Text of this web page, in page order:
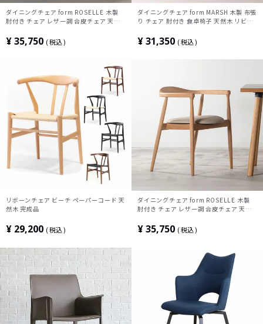
ダイニングチェア form ROSELLE 木製
肘付き チェア レザー調 合皮チェア 天然
モダン ベージュ グレー ブラック 完成品
¥35,750 税込
ダイニングチェア form MARSH 木製 布張
り チェア 肘付き 食卓椅子 天然木 リビン
ィ モダン ライトグレー ダークグレー 完
成品
¥31,350 税込
リボーンチェア ビーチ ペーパーコード 天
然木 完成品
¥ 29,200 税込
ダイニングチェア form ROSELLE 木製
肘付き チェア レザー調 合皮チェア 天然
モダン アイボリー ベージュ グレー 完成
品
¥35,750 税込